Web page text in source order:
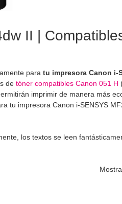
II |
para tu impresora Canon i-
de tóner compatibles Canon 051 H
imprimir de manera más
tu impresora Canon i-SENSYS
los textos se leen